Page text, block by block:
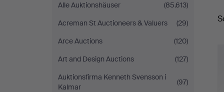
Dreweatts
Online
Alle Auktionshäuser
(85.613)
Acreman St Auctioneers & Valuers
(29)
Arce Auctions
(120)
Art and Design Auctions
(127)
Auktionsfirma Kenneth Svensson i
Kalmar
(97)